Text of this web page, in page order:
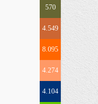
570
4.549
8.095
4.274
4.104